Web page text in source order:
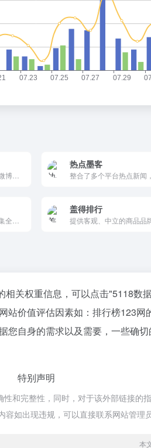
热点墨客
盖得排行
相关权重信息，可以点击"5118数
价值评估因素如：排行榜123网
自身的需求以及需要，一些确
特别声明
和完整性，同时，对于该外部链接的
如出现违规，可以直接联系网站管理
本